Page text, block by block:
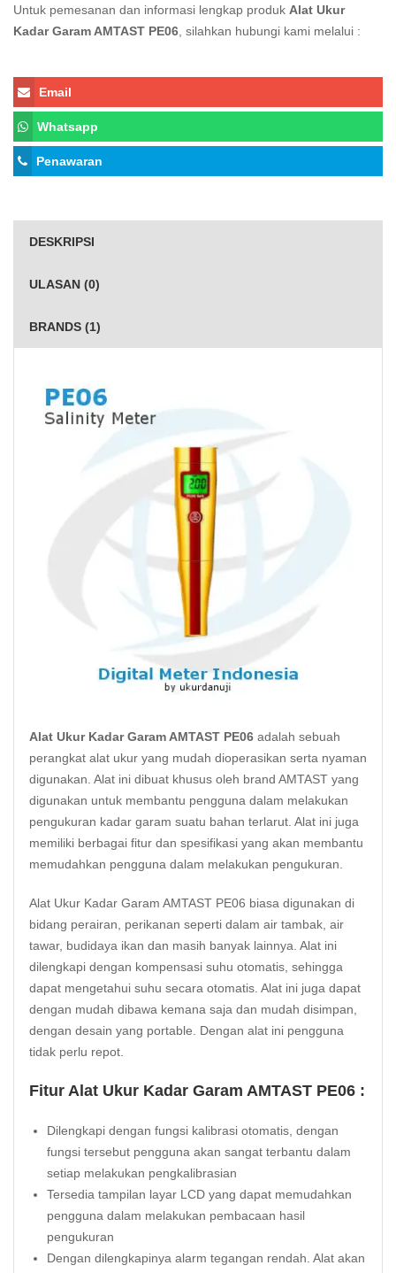
Untuk pemesanan dan informasi lengkap produk Alat Ukur
Kadar Garam AMTAST PE06 , silahkan hubungi kami melalui :
Email
Whatsapp
Penawaran
DESKRIPSI
ULASAN (0)
BRANDS (1)
Alat Ukur Kadar Garam AMTAST PE06 adalah sebuah
perangkat alat ukur yang mudah dioperasikan serta nyaman
digunakan. Alat ini dibuat khusus oleh brand AMTAST yang
digunakan untuk membantu pengguna dalam melakukan
pengukuran kadar garam suatu bahan terlarut. Alat ini juga
memiliki berbagai fitur dan spesifikasi yang akan membantu
memudahkan pengguna dalam melakukan pengukuran.
Alat Ukur Kadar Garam AMTAST PE06 biasa digunakan di
bidang perairan, perikanan seperti dalam air tambak, air
tawar, budidaya ikan dan masih banyak lainnya. Alat ini
dilengkapi dengan kompensasi suhu otomatis, sehingga
dapat mengetahui suhu secara otomatis. Alat ini juga dapat
dengan mudah dibawa kemana saja dan mudah disimpan,
dengan desain yang portable. Dengan alat ini pengguna
tidak perlu repot.
Fitur Alat Ukur Kadar Garam AMTAST PE06 :
Dilengkapi dengan fungsi kalibrasi otomatis, dengan
fungsi tersebut pengguna akan sangat terbantu dalam
setiap melakukan pengkalibrasian
Tersedia tampilan layar LCD yang dapat memudahkan
pengguna dalam melakukan pembacaan hasil
pengukuran
Dengan dilengkapinya alarm tegangan rendah. Alat akan